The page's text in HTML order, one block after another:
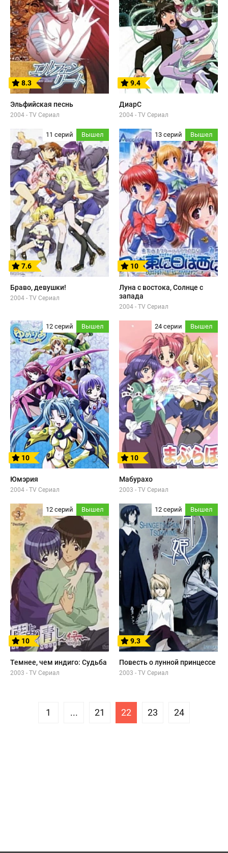
8.3
Эльфийская песнь
2004 - TV Сериал
9.4
ДиарС
2004 - TV Сериал
11 серий Вышел
7.6
Браво, девушки!
2004 - TV Сериал
13 серий Вышел
10
Луна с востока, Солнце с
запада
2004 - TV Сериал
12 серий Вышел
10
Юмэрия
2004 - TV Сериал
24 серии Вышел
10
Мабурахо
2003 - TV Сериал
12 серий Вышел
10
Темнее, чем индиго: Судьба
2003 - TV Сериал
12 серий Вышел
9.3
Повесть о лунной принцессе
2003 - TV Сериал
1 ... 21 22 23 24